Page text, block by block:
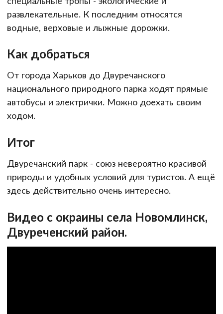
развлекательные. К последним относятся
водные, верховые и лыжные дорожки.
Как добраться
От города Харьков до Двуречанского
национального природного парка ходят прямые
автобусы и электрички. Можно доехать своим
ходом.
Итог
Двуречанский парк - союз невероятно красивой
природы и удобных условий для туристов. А ещё
здесь действительно очень интересно.
Видео с окраины села Новомлинск,
Двуреченский район.